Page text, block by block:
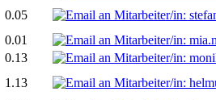
0.05
0.01
0.13
1.13